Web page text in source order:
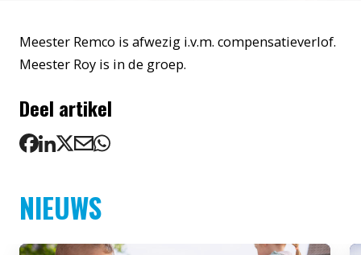
Meester Remco is afwezig i.v.m. compensatieverlof.
Meester Roy is in de groep.
Deel artikel
NIEUWS